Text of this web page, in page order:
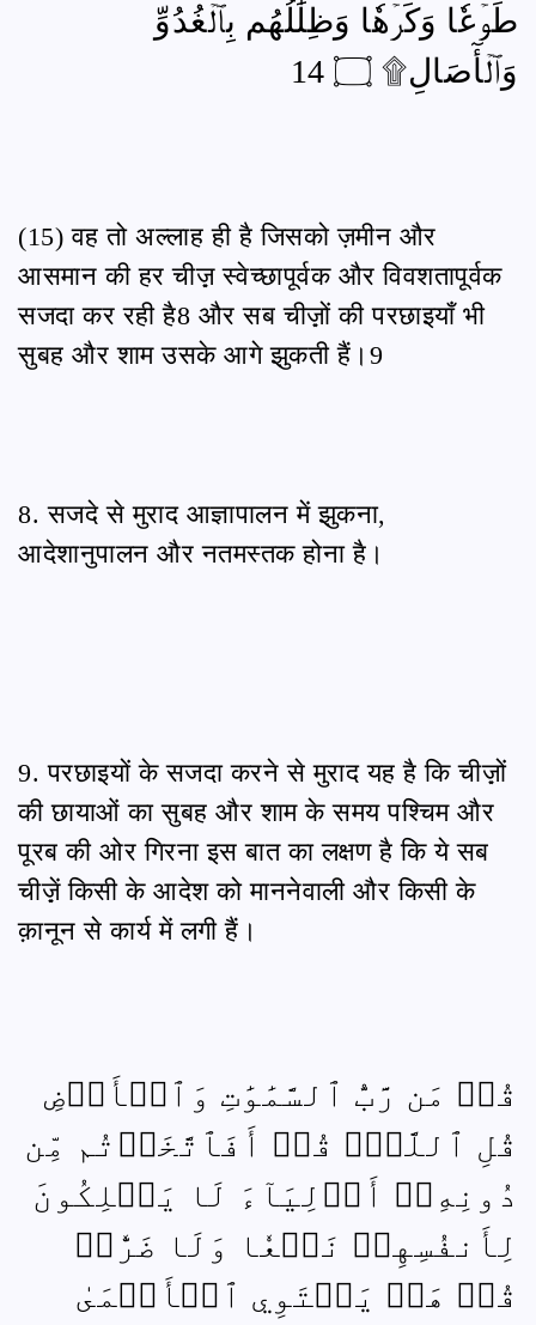
طَوۡعٗا وَكَرۡهٗا وَظِلَٰلُهُم بِٱلۡغُدُوِّ
وَٱلۡأٓصَالِ۩ ۝ 14
(15) वह तो अल्लाह ही है जिसको ज़मीन और
आसमान की हर चीज़़ स्वेच्छापूर्वक और विवशतापूर्वक
सजदा कर रही है8 और सब चीज़़ों की परछाइयाँ भी
सुबह और शाम उसके आगे झुकती हैं।9
8. सजदे से मुराद आज्ञापालन में झुकना,
आदेशानुपालन और नतमस्तक होना है।
9. परछाइयों के सजदा करने से मुराद यह है कि चीज़़ों
की छायाओं का सुबह और शाम के समय पश्चिम और
पूरब की ओर गिरना इस बात का लक्षण है कि ये सब
चीज़़ें किसी के आदेश को माननेवाली और किसी के
क़ानून से कार्य में लगी हैं।
قُلۡ مَن رَّبُّ ٱلسَّمَٰوَٰتِ وَٱلۡأَرۡضِ
قُلِ ٱللَّهُۚ قُلۡ أَفَٱتَّخَذۡتُم مِّن
دُونِهِۦٓ أَوۡلِيَآءَ لَا يَمۡلِكُونَ
لِأَنفُسِهِمۡ نَفۡعٗا وَلَا ضَرّٗاۚ
قُلۡ هَلۡ يَسۡتَوِي ٱلۡأَعۡمَىٰ